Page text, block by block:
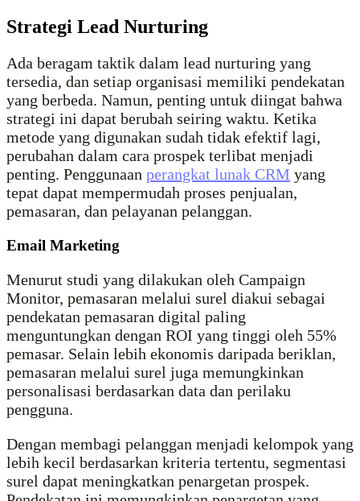
Strategi Lead Nurturing
Ada beragam taktik dalam lead nurturing yang
tersedia, dan setiap organisasi memiliki pendekatan
yang berbeda. Namun, penting untuk diingat bahwa
strategi ini dapat berubah seiring waktu. Ketika
metode yang digunakan sudah tidak efektif lagi,
perubahan dalam cara prospek terlibat menjadi
penting. Penggunaan perangkat lunak CRM yang
tepat dapat mempermudah proses penjualan,
pemasaran, dan pelayanan pelanggan.
Email Marketing
Menurut studi yang dilakukan oleh Campaign
Monitor, pemasaran melalui surel diakui sebagai
pendekatan pemasaran digital paling
menguntungkan dengan ROI yang tinggi oleh 55%
pemasar. Selain lebih ekonomis daripada beriklan,
pemasaran melalui surel juga memungkinkan
personalisasi berdasarkan data dan perilaku
pengguna.
Dengan membagi pelanggan menjadi kelompok yang
lebih kecil berdasarkan kriteria tertentu, segmentasi
surel dapat meningkatkan penargetan prospek.